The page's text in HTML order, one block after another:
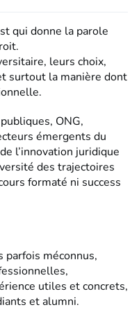
qui donne la parole
leurs choix,
surtout la manière dont
ONG,
émergents du
l’innovation juridique
des trajectoires
formaté ni success
méconnus,
utiles et concrets,
et alumni.